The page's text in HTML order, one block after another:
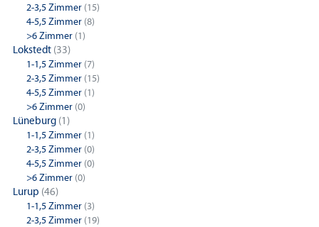
2-3,5 Zimmer (15)
4-5,5 Zimmer (8)
>6 Zimmer (1)
Lokstedt (33)
1-1,5 Zimmer (7)
2-3,5 Zimmer (15)
4-5,5 Zimmer (1)
>6 Zimmer (0)
Lüneburg (1)
1-1,5 Zimmer (1)
2-3,5 Zimmer (0)
4-5,5 Zimmer (0)
>6 Zimmer (0)
Lurup (46)
1-1,5 Zimmer (3)
2-3,5 Zimmer (19)